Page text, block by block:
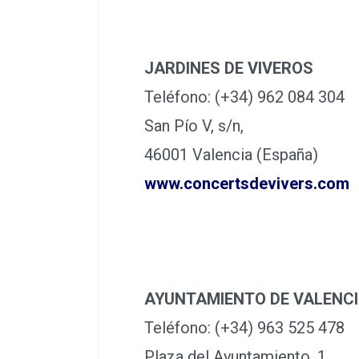
JARDINES DE VIVEROS
Teléfono: (+34) 962 084 304
San Pío V, s/n,
46001 Valencia (España)
www.concertsdevivers.com
AYUNTAMIENTO DE
Teléfono: (+34) 963 525 478